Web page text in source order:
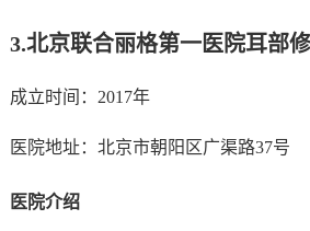
3.北京联合丽格第一医院耳部
成立时间：2017年
医院地址：北京市朝阳区广渠路37号
医院介绍